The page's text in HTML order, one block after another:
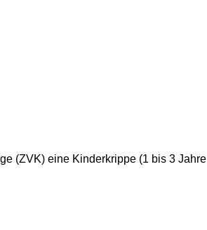
(ZVK) eine Kinderkrippe (1 bis 3 Jahre